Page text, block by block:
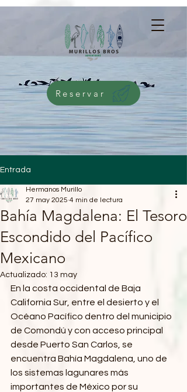
Reservar
Entrada
Bahía Magdalena: El Tesoro
Escondido del Pacífico
Mexicano
Hermanos Murillo
27 may 2025 4 min de lectura
Actualizado: 13 may
En la costa occidental de Baja
California Sur, entre el desierto y el
Océano Pacífico dentro del municipio
de Comondú y con acceso principal
desde Puerto San Carlos, se
encuentra Bahía Magdalena, uno de
los sistemas lagunares más
importantes de México por su